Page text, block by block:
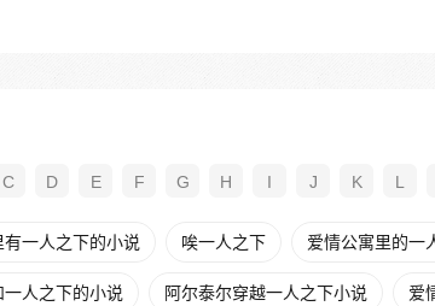
C D E F G H I J K L
有一人之下的小说 唉一人之下 爱情公寓里的一
一人之下的小说 阿尔泰尔穿越一人之下小说 爱